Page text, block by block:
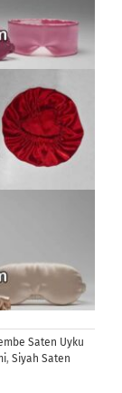
Saten Uyku
, Siyah Saten